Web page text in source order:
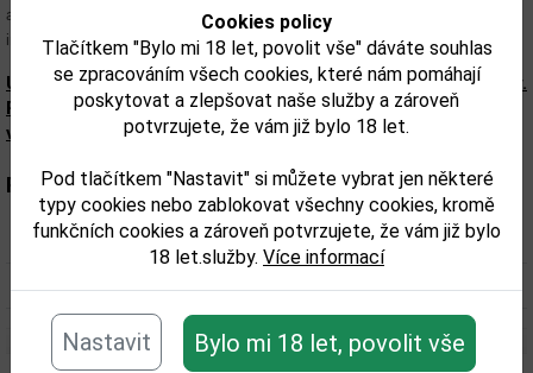
Cookies policy
Tlačítkem "Bylo mi 18 let, povolit vše" dáváte souhlas
se zpracováním všech cookies, které nám pomáhají
poskytovat a zlepšovat naše služby a zároveň
potvrzujete, že vám již bylo 18 let.
Pod tlačítkem "Nastavit" si můžete vybrat jen některé
typy cookies nebo zablokovat všechny cookies, kromě
funkčních cookies a zároveň potvrzujete, že vám již bylo
18 let.služby. Více informací
Nastavit Bylo mi 18 let, povolit vše
afrického koření s vanilkovým nádechem Destilace Obilný destilát
infuzovaný jalovcem a dalšími botaniky dle původní receptury.
Upozorňujeme, že tento produkt může obsahovat alergeny.
Přesné složení a alergeny jsou k dispozici na obalu
výrobku. Zkontrolujte prosím před konzumací.
Parametry:
Obsah alkoholu obj. %: 43,5
Objem obalu (L): 0,7